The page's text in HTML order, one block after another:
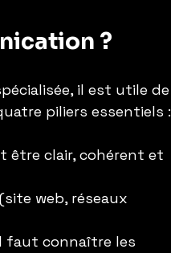
?
il est utile de
piliers essentiels :
être clair, cohérent et
web, réseaux
faut connaître les